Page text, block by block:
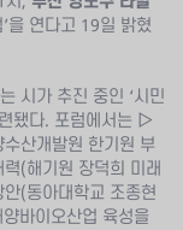
을 연다고 19일 밝혔
시가 추진 중인 ‘시민
됐다. 포럼에서는 ▷
산개발원 한기원 부
(해기원 장덕희 미래
(동아대학교 조종현
바이오산업 육성을